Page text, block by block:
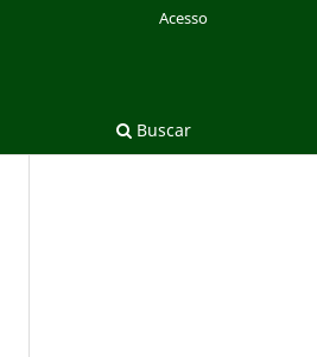
Buscar
Acesso